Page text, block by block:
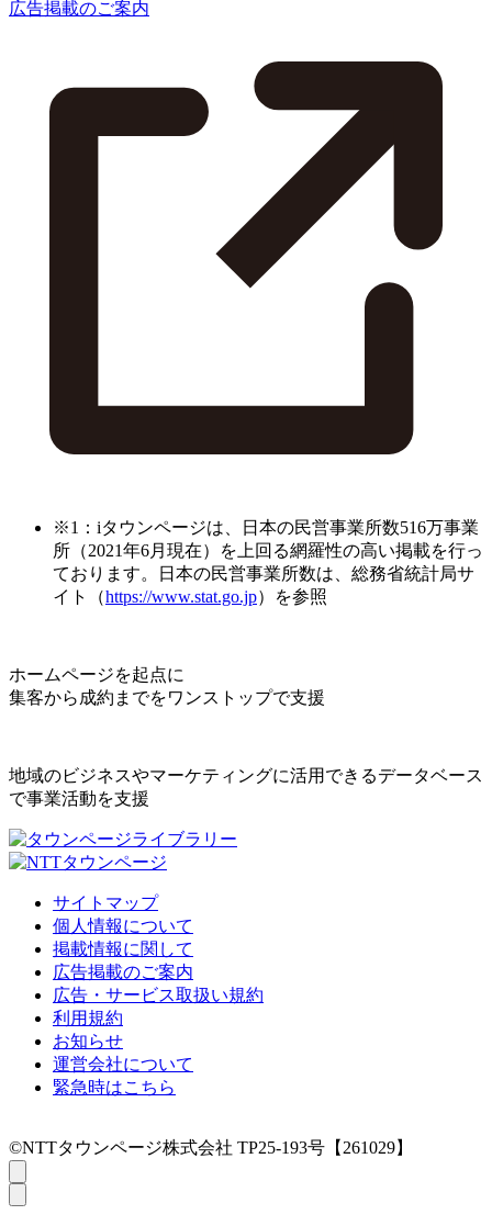
広告掲載のご案内
※1：iタウンページは、日本の民営事業所数516万事業
所（2021年6月現在）を上回る網羅性の高い掲載を行っ
ております。日本の民営事業所数は、総務省統計局サ
イト（https://www.stat.go.jp）を参照
ホームページを起点に
集客から成約までをワンストップで支援
地域のビジネスやマーケティングに活用できるデータベース
で事業活動を支援
サイトマップ
個人情報について
掲載情報に関して
広告掲載のご案内
広告・サービス取扱い規約
利用規約
お知らせ
運営会社について
緊急時はこちら
©NTTタウンページ株式会社 TP25-193号【261029】